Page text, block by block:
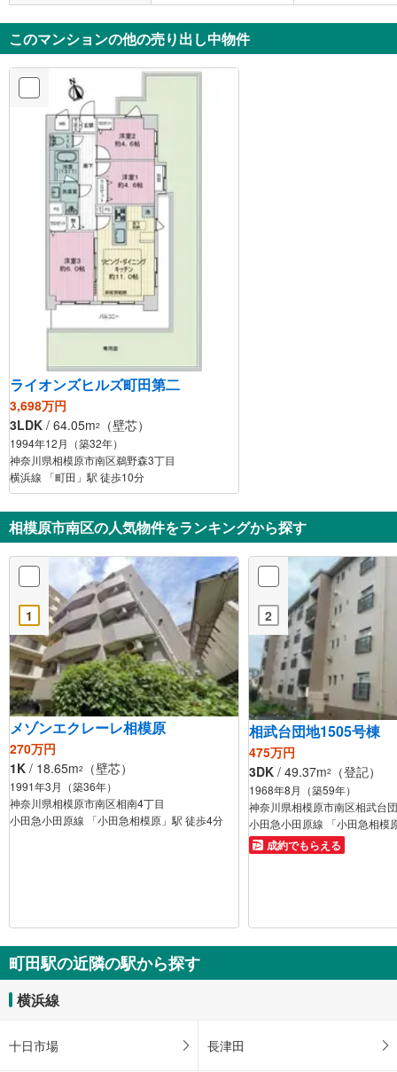
このマンションの他の売り出し中物件
ライオンズヒルズ町田第二
3,698万円
3LDK / 64.05m2 （壁芯）
1994年12月（築32年）
神奈川県相模原市南区鵜野森3丁目
横浜線 「町田」駅 徒歩10分
相模原市南区の人気物件をランキングから探す
1
メゾンエクレーレ相模原
270万円
1K / 18.65m2 （壁芯）
1991年3月（築36年）
神奈川県相模原市南区相南4丁目
小田急小田原線 「小田急相模原」駅 徒歩4分
2
相武台団地1505号棟
475万円
3DK / 49.37m2 （登記）
1968年8月（築59年）
神奈川県相模原市南区相武台
小田急小田原線 「小田急相模
成約でもらえる
町田駅の近隣の駅から探す
横浜線
十日市場 長津田